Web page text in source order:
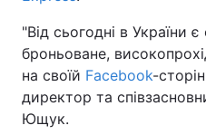
Техно і зв'язок
Зброя
Здоров'я
"Від сьогодні в України
броньоване,
на своїй Facebook-
директор та
Ющук.